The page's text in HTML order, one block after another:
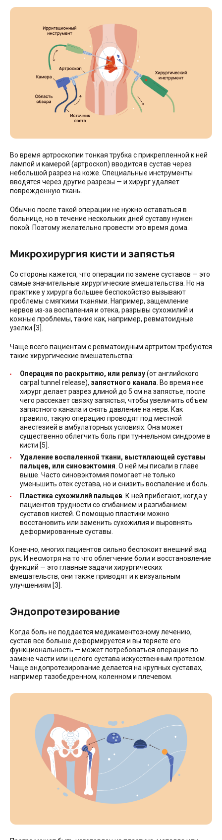
Во время артроскопии тонкая трубка с прикрепленной к ней
лампой и камерой (артроскоп) вводится в сустав через
небольшой разрез на коже. Специальные инструменты
вводятся через другие разрезы — и хирург удаляет
поврежденную ткань.
Обычно после такой операции не нужно оставаться в
больнице, но в течение нескольких дней суставу нужен
покой. Поэтому желательно провести это время дома.
Микрохирургия кисти и запястья
Со стороны кажется, что операции по замене суставов — это
самые значительные хирургические вмешательства. Но на
практике у хирурга большее беспокойство вызывают
проблемы с мягкими тканями. Например, защемление
нервов из-за воспаления и отека, разрывы сухожилий и
кожные проблемы, такие как, например, ревматоидные
узелки [3].
Чаще всего пациентам с ревматоидным артритом требуются
такие хирургические вмешательства:
Операция по раскрытию, или релизу(от английского
carpal tunnel release), запястного канала . Во время нее
хирург делает разрез длиной до 5 см на запястье, после
чего рассекает связку запястья, чтобы увеличить объем
запястного канала и снять давление на нерв. Как
правило, такую операцию проводят под местной
анестезией в амбулаторных условиях. Она может
существенно облегчить боль при туннельном синдроме в
кисти [5].
Удаление воспаленной ткани, выстилающей суставы
пальцев, или синовэктомия . О ней мы писали в главе
выше. Часто синовэктомия помогает не только
уменьшить отек сустава, но и снизить воспаление и боль.
Пластика сухожилий пальцев . К ней прибегают, когда у
пациентов трудности со сгибанием и разгибанием
суставов кистей. С помощью пластики можно
восстановить или заменить сухожилия и выровнять
деформированные суставы.
Конечно, многих пациентов сильно беспокоит внешний вид
рук. И несмотря на то что облегчение боли и восстановление
функций — это главные задачи хирургических
вмешательств, они также приводят и к визуальным
улучшениям [3].
Эндопротезирование
Когда боль не поддается медикаментозному лечению,
сустав все больше деформируется и вы теряете его
функциональность — может потребоваться операция по
замене части или целого сустава искусственным протезом.
Чаще эндопротезирование делается на крупных суставах,
например тазобедренном, коленном и плечевом.